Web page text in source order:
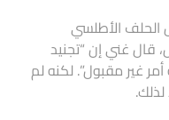
الأطلسي
غني إن “تجنيد
غير مقبول”. لكنه لم